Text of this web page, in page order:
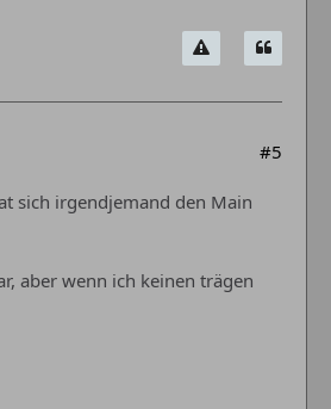
#5
sich irgendjemand den Main
aber wenn ich keinen trägen